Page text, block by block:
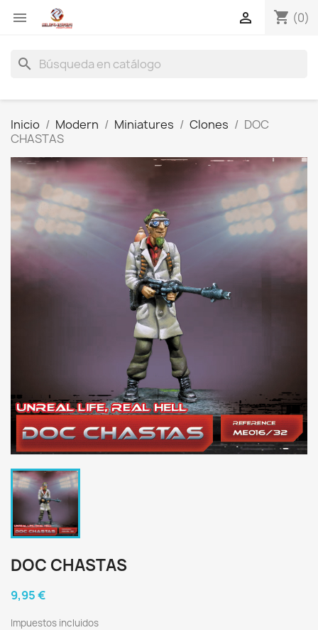
 shopping_cart (0)

search
Inicio Modern Miniatures Clones
DOC
CHASTAS
DOC CHASTAS
9,95 €
Impuestos incluidos